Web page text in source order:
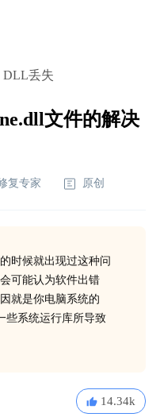
DLL丢失
文件的解决
复专家 原创
时候就出现过这种问
可能认为软件出错
就是你电脑系统的
些系统运行库所导致
14.34k